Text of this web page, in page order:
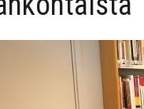
| TOI­VEI­DEN KOTI IISTÄ!
| KII­MIN­KI­PÄI­VÄT